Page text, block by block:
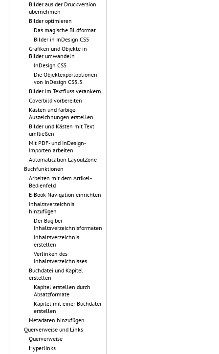
Bilder aus der Druckversion
übernehmen
Bilder optimieren
Das magische Bildformat
Bilder in InDesign CS5
Grafiken und Objekte in
Bilder umwandeln
InDesign CS5
Die Objektexportoptionen
von InDesign CS5.5
Bilder im Textfluss verankern
Coverbild vorbereiten
Kästen und farbige
Auszeichnungen erstellen
Bilder und Kästen mit Text
umfließen
Mit PDF- und InDesign-
Importen arbeiten
Automatication LayoutZone
Buchfunktionen
Arbeiten mit dem Artikel-
Bedienfeld
E-Book-Navigation einrichten
Inhaltsverzeichnis
hinzufügen
Der Bug bei
Inhaltsverzeichnisformaten
Inhaltsverzeichnis
erstellen
Verlinken des
Inhaltsverzeichnisses
Buchdatei und Kapitel
erstellen
Kapitel erstellen durch
Absatzformate
Kapitel mit einer Buchdatei
erstellen
Metadaten hinzufügen
Querverweise und Links
Querverweise
Hyperlinks